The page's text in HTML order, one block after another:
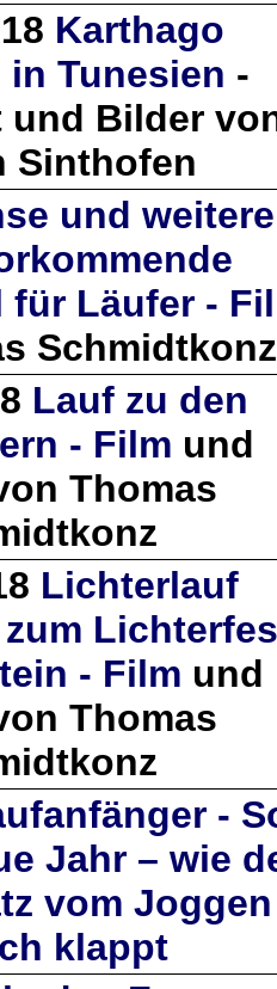
Karthago
in Tunesien -
und Bilder
Sinthofen
und weitere
für Läufer -
Schmidtkonz
Lauf zu den
- Film und
Thomas
Lichterlauf
- Film und
Thomas
-
Jahr – wie
vom Joggen
klappt